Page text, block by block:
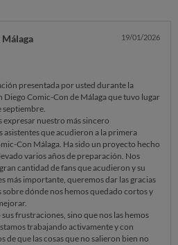
programadas. Además, se
Esta prohibición, unida al exceso de aforo
me impidió salir a adquirir comida sin
por lo que permanecí sin ingerir
Todo esto que describo supone
y frustración de expectativas
Petición: Reembolso íntegro de la
entrada gratuita para próxima
Málaga 19/01/2026
presentada por usted durante la
Diego Comic-Con de Málaga que tuvo lugar
septiembre.
nuestro más sincero
asistentes que acudieron a la primera
Con Málaga. Ha sido un proyecto hecho
varios años de preparación. Nos
cantidad de fans que acudieron y su
más importante, queremos dar las gracias
sobre dónde nos hemos quedado cortos y
frustraciones, sino que nos las hemos
trabajando activamente y con
de que las cosas que no salieron bien no